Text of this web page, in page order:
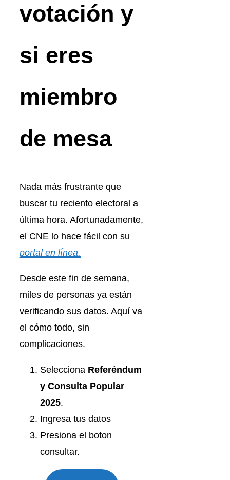
votación y
si eres
miembro
de mesa
Nada más frustrante que
buscar tu reciento electoral a
última hora. Afortunadamente,
el CNE lo hace fácil con su
portal en línea.
Desde este fin de semana,
miles de personas ya están
verificando sus datos. Aquí va
el cómo todo, sin
complicaciones.
Selecciona Referéndum
y Consulta Popular
2025.
Ingresa tus datos
Presiona el boton
consultar.